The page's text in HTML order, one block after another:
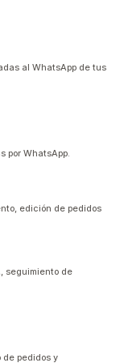
al WhatsApp de tus
por WhatsApp.
edición de pedidos
seguimiento de
pedidos y